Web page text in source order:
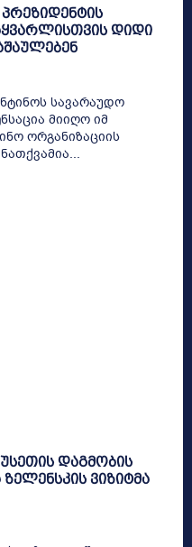
დიდი
სავარაუდო
მიიღო იმ
ორგანიზაციის
დაგმობის
ვიზიტმა